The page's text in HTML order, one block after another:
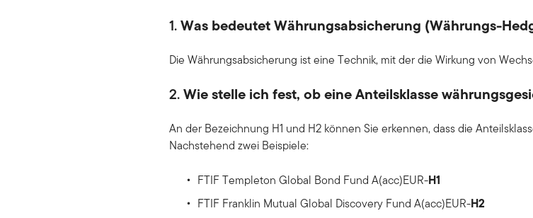
1.Was bedeutet Währungsabsicherung (Währungs-
Die Währungsabsicherung ist eine Technik, mit der die Wirkung von
2.Wie stelle ich fest, ob eine Anteilsklasse
An der Bezeichnung H1 und H2 können Sie erkennen, dass die
Nachstehend zwei Beispiele:
FTIF Templeton Global Bond Fund A(acc)EUR-H1
FTIF Franklin Mutual Global Discovery Fund A(acc)EUR-H2